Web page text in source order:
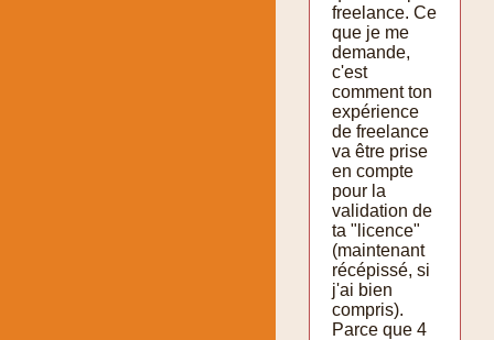
freelance. Ce
que je me
demande,
c'est
comment ton
expérience
de freelance
va être prise
en compte
pour la
validation de
ta "licence"
(maintenant
récépissé, si
j'ai bien
compris).
Parce que 4